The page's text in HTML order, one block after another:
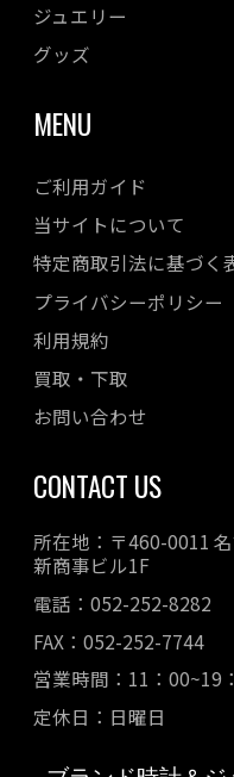
ジュエリー
グッズ
MENU
ご利用ガイド
当サイトについて
特定商取引法に基づく
プライバシーポリシー
利用規約
買取・下取
お問い合わせ
CONTACT US
所在地：〒460-0011
新商事ビル1F
電話：052-252-8282
FAX：052-252-7744
営業時間：11：00~19
定休日：日曜日